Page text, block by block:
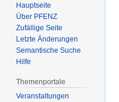
Hauptseite
Über PFENZ
Zufällige Seite
Letzte Änderungen
Semantische Suche
Hilfe
Themenportale
Veranstaltungen